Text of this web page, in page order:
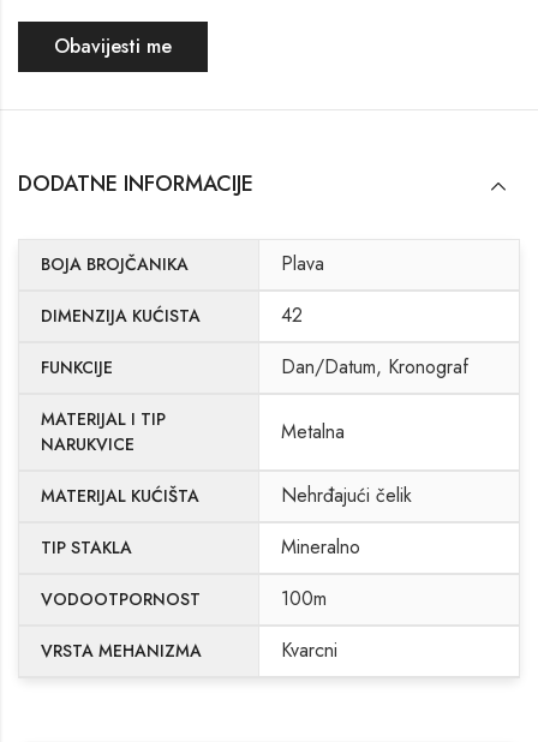
Obavijesti me
DODATNE INFORMACIJE
BOJA BROJČANIKA Plava
DIMENZIJA KUĆISTA 42
FUNKCIJE Dan/Datum, Kronograf
MATERIJAL I TIP
NARUKVICE
Metalna
MATERIJAL KUĆIŠTA Nehrđajući čelik
TIP STAKLA Mineralno
VODOOTPORNOST 100m
VRSTA MEHANIZMA Kvarcni